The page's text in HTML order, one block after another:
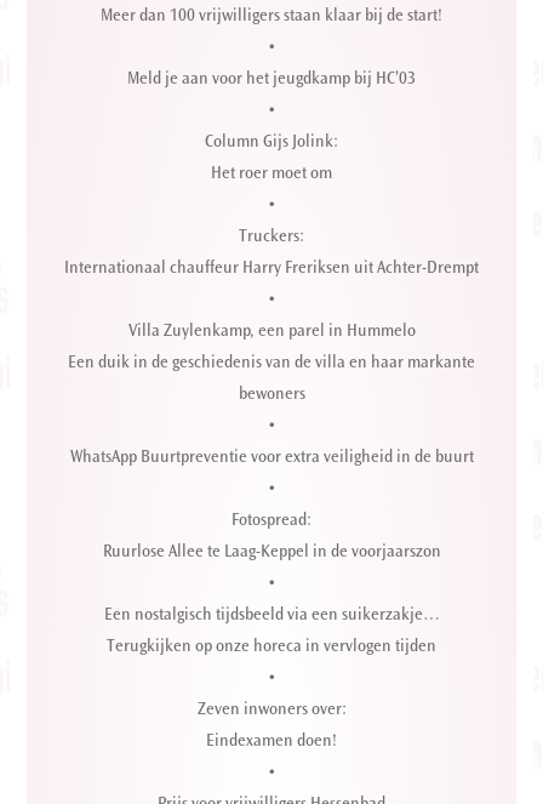
Meer dan 100 vrijwilligers staan klaar bij de start!
•
Meld je aan voor het jeugdkamp bij HC’03
•
Column Gijs Jolink:
Het roer moet om
•
Truckers:
Internationaal chauffeur Harry Freriksen uit Achter-Drempt
•
Villa Zuylenkamp, een parel in Hummelo
Een duik in de geschiedenis van de villa en haar markante
bewoners
•
WhatsApp Buurtpreventie voor extra veiligheid in de buurt
•
Fotospread:
Ruurlose Allee te Laag-Keppel in de voorjaarszon
•
Een nostalgisch tijdsbeeld via een suikerzakje…
Terugkijken op onze horeca in vervlogen tijden
•
Zeven inwoners over:
Eindexamen doen!
•